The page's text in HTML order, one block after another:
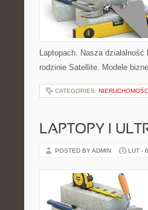
Laptopach. Nasza
rodzinie Satellite. Modele
CATEGORIES:
LAPTOPY I
POSTED BY ADMIN LUT -